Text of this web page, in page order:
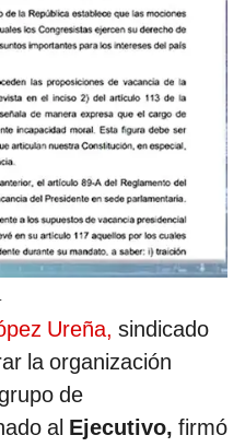
Ureña, sindicado
la organización
de
al Ejecutivo, firmó